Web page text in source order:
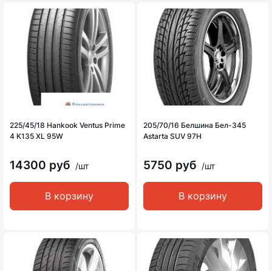
225/45/18 Hankook Ventus Prime
4 K135 XL 95W
14300 руб /шт
В корзину
205/70/16 Белшина Бел-345
Astarta SUV 97H
5750 руб /шт
В корзину